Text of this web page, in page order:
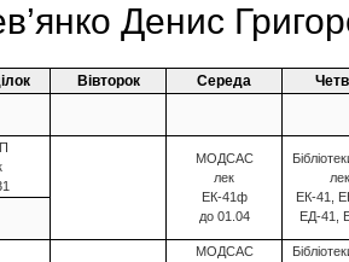
Денис
Вівторок Середа
МОДСАС
лек
ЕК-41ф
до 01.04
лек
ЕК-41,
ЕД-41,
МОДСАС